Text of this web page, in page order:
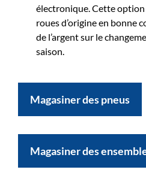
électronique. Cette
roues d’origine en bonne
de l’argent sur le
saison.
Magasiner des pneus
Magasiner des